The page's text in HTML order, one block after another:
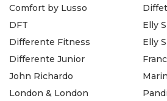
Comfort by Lusso
DFT
Differente Fitness
Differente Junior
Elly
Elly
John Richardo
London & London